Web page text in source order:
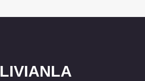
LIVIANLA